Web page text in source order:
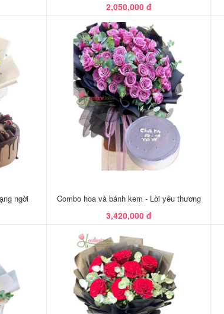
2,050,000 đ
ngời Combo hoa và bánh kem - Lời yêu thương
3,420,000 đ